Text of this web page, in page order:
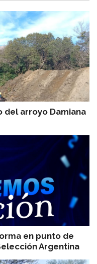
del arroyo Damiana
en punto de
Argentina